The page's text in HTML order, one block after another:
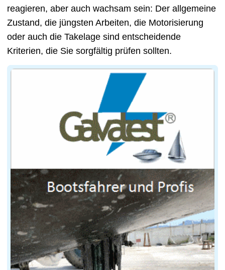
reagieren, aber auch wachsam sein: Der allgemeine
Zustand, die jüngsten Arbeiten, die Motorisierung
oder auch die Takelage sind entscheidende
Kriterien, die Sie sorgfältig prüfen sollten.